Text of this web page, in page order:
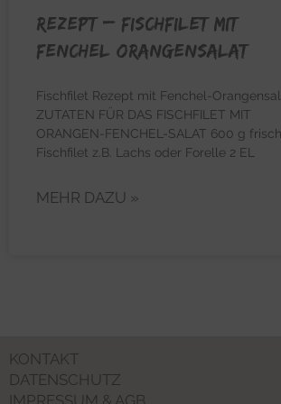
REZEPT – Fischfilet mit
Fenchel Orangensalat
Fischfilet Rezept mit Fenchel-
ZUTATEN FÜR DAS FISCHFILET MIT
ORANGEN-FENCHEL-SALAT 600 g
Fischfilet z.B. Lachs oder Forelle 2 EL
MEHR DAZU »
KONTAKT
DATENSCHUTZ
IMPRESSUM & AGB